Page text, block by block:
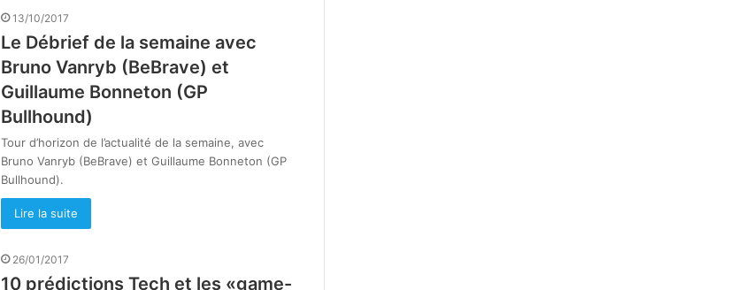
13/10/2017
Le Débrief de la semaine avec
Bruno Vanryb (BeBrave) et
Guillaume Bonneton (GP
Bullhound)
Tour d’horizon de l’actualité de la semaine, avec
Bruno Vanryb (BeBrave) et Guillaume Bonneton (GP
Bullhound).
Lire la suite
26/01/2017
10 prédictions Tech et les «game-